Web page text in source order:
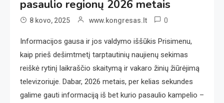
pasaulio regionų 2026 metais
8 kovo, 2025 www.kongresas.lt 0
Informacijos gausa ir jos valdymo iššūkis Prisimenu,
kaip prieš dešimtmetį tarptautinių naujienų sekimas
reiškė rytinį laikraščio skaitymą ir vakaro žinių žiūrėjimą
televizoriuje. Dabar, 2026 metais, per kelias sekundes
galime gauti informaciją iš bet kurio pasaulio kampelio –